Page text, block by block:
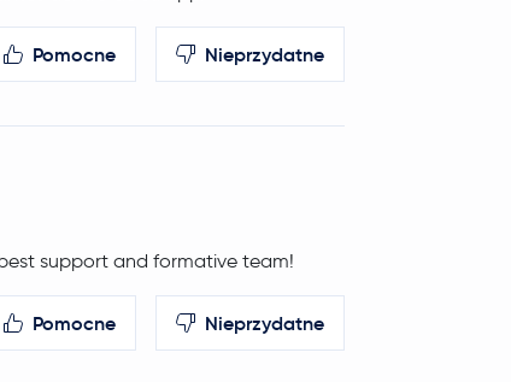
Pomocne Nieprzydatne
support and formative team!
Pomocne Nieprzydatne